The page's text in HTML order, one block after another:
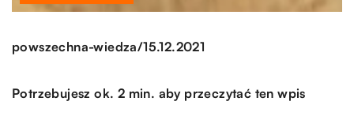
powszechna-wiedza/15.12.2021
Potrzebujesz ok. 2 min. aby przeczytać ten wpis